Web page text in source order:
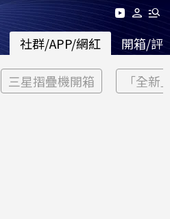
社群/APP/網紅 開箱/評
三星摺疊機開箱 「全新